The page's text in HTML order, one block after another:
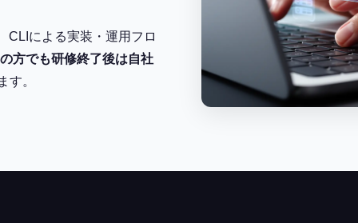
CLIによる実装・運用フロ
方でも研修終了後は自社
す。